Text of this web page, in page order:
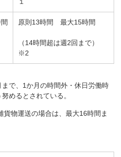
原則13時間 最大15時間
（14時間超は週2回まで）
※2
で、1か月の時間外・休日労働時
めるとされている。
物運送の場合は、最大16時間ま